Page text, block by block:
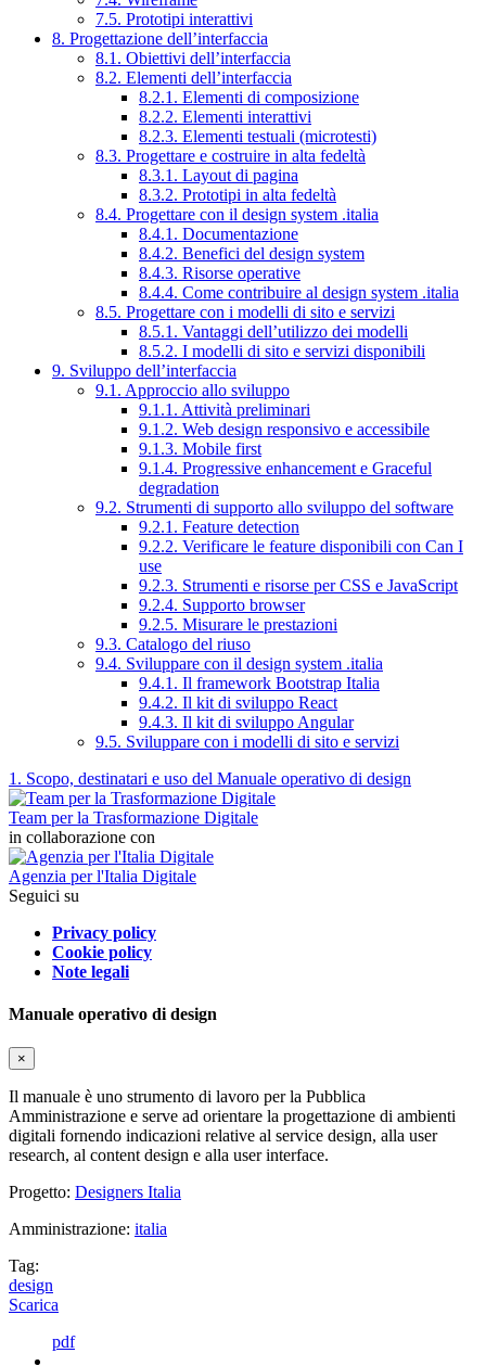
7.5. Prototipi interattivi
8. Progettazione dell’interfaccia
8.1. Obiettivi dell’interfaccia
8.2. Elementi dell’interfaccia
8.2.1. Elementi di composizione
8.2.2. Elementi interattivi
8.2.3. Elementi testuali (microtesti)
8.3. Progettare e costruire in alta fedeltà
8.3.1. Layout di pagina
8.3.2. Prototipi in alta fedeltà
8.4. Progettare con il design system .italia
8.4.1. Documentazione
8.4.2. Benefici del design system
8.4.3. Risorse operative
8.4.4. Come contribuire al design system .italia
8.5. Progettare con i modelli di sito e servizi
8.5.1. Vantaggi dell’utilizzo dei modelli
8.5.2. I modelli di sito e servizi disponibili
9. Sviluppo dell’interfaccia
9.1. Approccio allo sviluppo
9.1.1. Attività preliminari
9.1.2. Web design responsivo e accessibile
9.1.3. Mobile first
9.1.4. Progressive enhancement e Graceful
degradation
9.2. Strumenti di supporto allo sviluppo del software
9.2.1. Feature detection
9.2.2. Verificare le feature disponibili con Can I
use
9.2.3. Strumenti e risorse per CSS e JavaScript
9.2.4. Supporto browser
9.2.5. Misurare le prestazioni
9.3. Catalogo del riuso
9.4. Sviluppare con il design system .italia
9.4.1. Il framework Bootstrap Italia
9.4.2. Il kit di sviluppo React
9.4.3. Il kit di sviluppo Angular
9.5. Sviluppare con i modelli di sito e servizi
1. Scopo, destinatari e uso del Manuale operativo di design
Team per la Trasformazione Digitale
in collaborazione con
Agenzia per l'Italia Digitale
Seguici su
Privacy policy
Cookie policy
Note legali
Manuale operativo di design
×
Il manuale è uno strumento di lavoro per la Pubblica
Amministrazione e serve ad orientare la progettazione di ambienti
digitali fornendo indicazioni relative al service design, alla user
research, al content design e alla user interface.
Progetto: Designers Italia
Amministrazione: italia
Tag:
design
Scarica
pdf